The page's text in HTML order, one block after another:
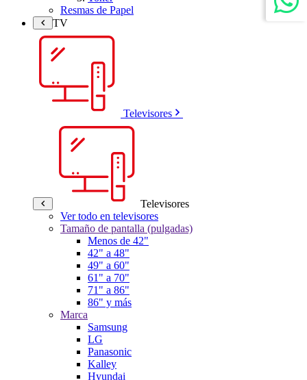
Resmas de Papel
TV
Televisores
Televisores
Ver todo en televisores
Tamaño de pantalla (pulgadas)
Menos de 42"
42" a 48"
49" a 60"
61" a 70"
71" a 86"
86" y más
Marca
Samsung
LG
Panasonic
Kalley
Hyundai